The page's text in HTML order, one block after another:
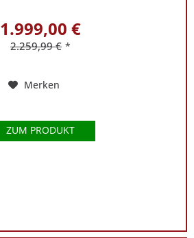
1.999,00 €
2.259,99 € *
Merken
ZUM PRODUKT